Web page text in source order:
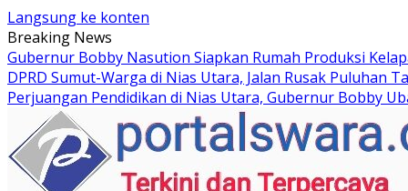
Langsung ke konten
Breaking News
Gubernur Bobby Nasution Siapkan Rumah Produksi
DPRD Sumut-Warga di Nias Utara, Jalan Rusak Puluhan
Perjuangan Pendidikan di Nias Utara, Gubernur Bobby